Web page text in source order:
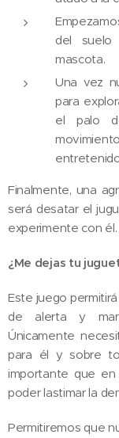
del suelo
mascota.
Una vez
para
el palo
Finalmente, una
será desatar el
experimente con él.
¿Me dejas tu
Este juego
de alerta y
Únicamente
para él y sobre
importante que
poder lastimar la
Permitiremos que